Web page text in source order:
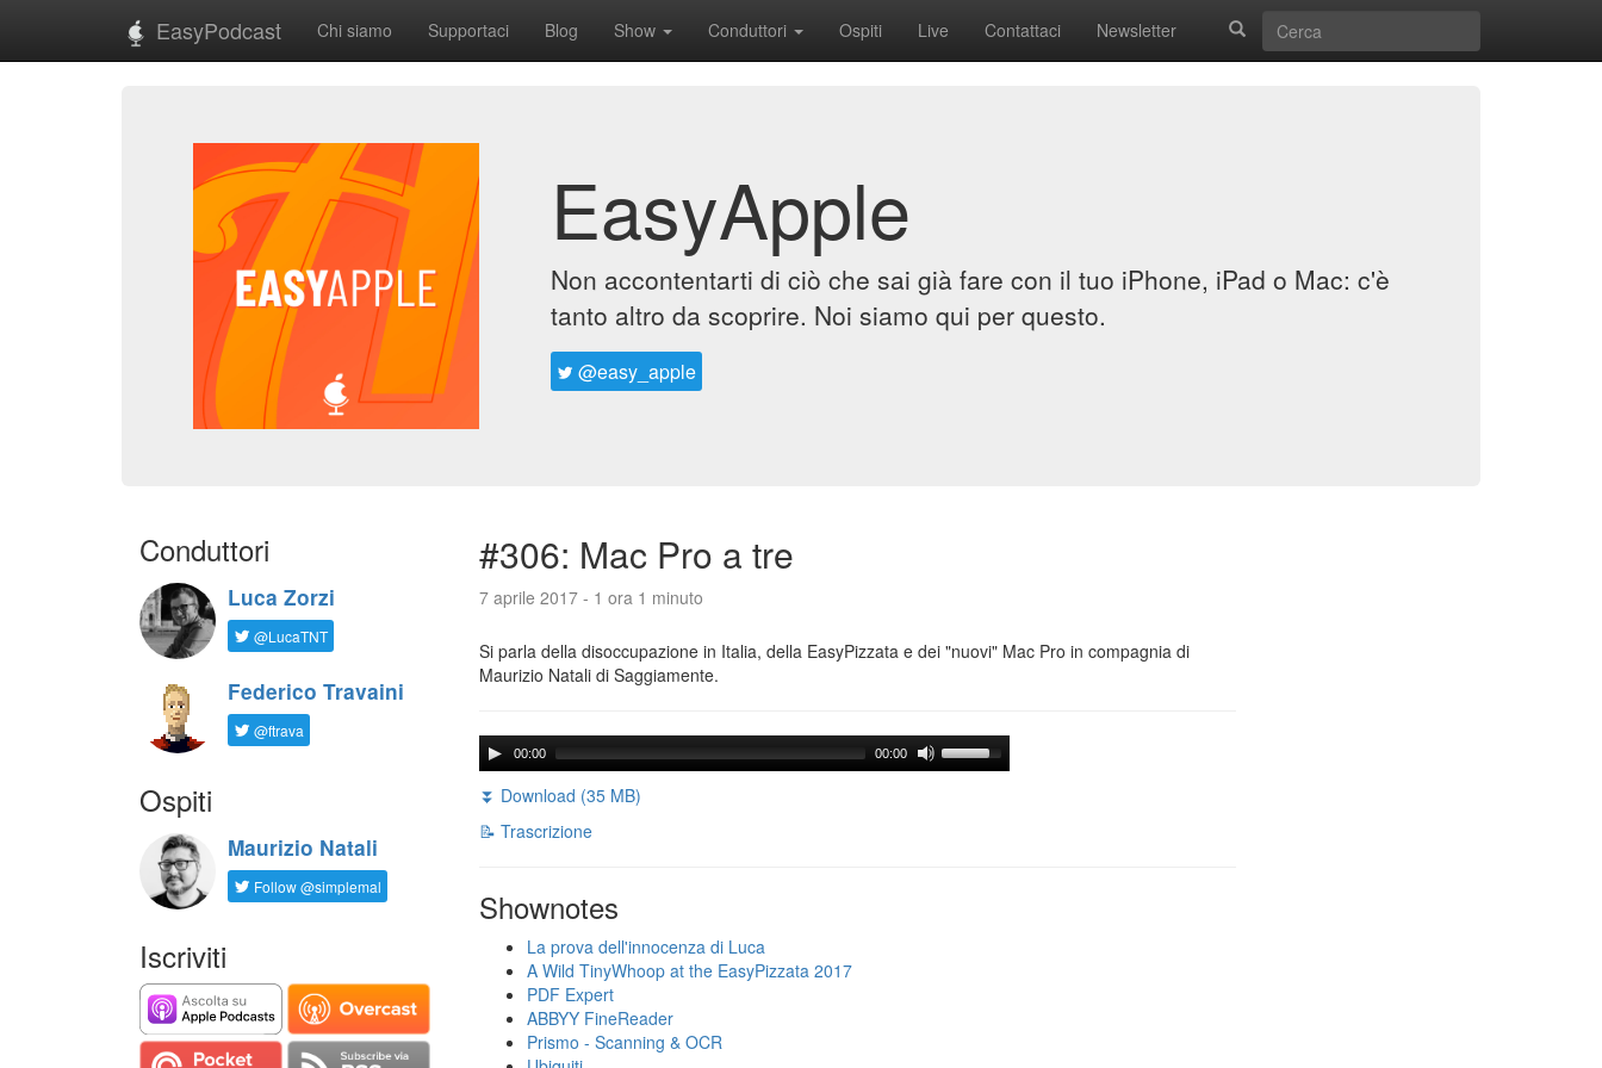
EasyPodcast Chi siamo Supportaci Blog Show Conduttori Ospiti Live Contattaci Newsletter
EasyApple
Non accontentarti di ciò che sai già fare con il tuo iPhone, iPad o Mac: c'è
tanto altro da scoprire. Noi siamo qui per questo.
@easy_apple
Conduttori
Luca Zorzi
@LucaTNT
Federico Travaini
@ftrava
Ospiti
Maurizio Natali
Follow @simplemal
Iscriviti
#306: Mac Pro a tre
7 aprile 2017 - 1 ora 1 minuto
Si parla della disoccupazione in Italia, della EasyPizzata e dei "nuovi" Mac Pro in compagnia di
Maurizio Natali di Saggiamente.
00:00 00:00
⏬ Download (35 MB)
📝 Trascrizione
Shownotes
La prova dell'innocenza di Luca
A Wild TinyWhoop at the EasyPizzata 2017
PDF Expert
ABBYY FineReader
Prismo - Scanning & OCR